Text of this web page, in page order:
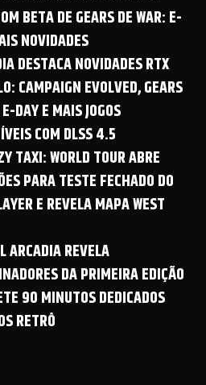
BETA DE GEARS DE WAR: E-
NOVIDADES
DESTACA NOVIDADES RTX
CAMPAIGN EVOLVED, GEARS
DAY E MAIS JOGOS
COM DLSS 4.5
TAXI: WORLD TOUR ABRE
PARA TESTE FECHADO DO
E REVELA MAPA WEST
ARCADIA REVELA
DA PRIMEIRA EDIÇÃO
90 MINUTOS DEDICADOS
RETRÔ